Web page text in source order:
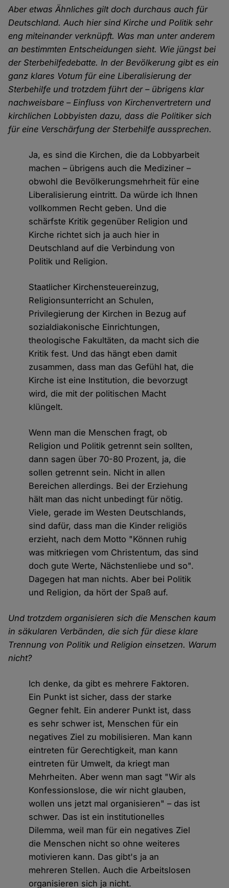
Aber etwas Ähnliches gilt doch durchaus auch für
Deutschland. Auch hier sind Kirche und Politik sehr
eng miteinander verknüpft. Was man unter anderem
an bestimmten Entscheidungen sieht. Wie jüngst bei
der Sterbehilfedebatte. In der Bevölkerung gibt es ein
ganz klares Votum für eine Liberalisierung der
Sterbehilfe und trotzdem führt der – übrigens klar
nachweisbare – Einfluss von Kirchenvertretern und
kirchlichen Lobbyisten dazu, dass die Politiker sich
für eine Verschärfung der Sterbehilfe aussprechen.
Ja, es sind die Kirchen, die da Lobbyarbeit
machen – übrigens auch die Mediziner –
obwohl die Bevölkerungsmehrheit für eine
Liberalisierung eintritt. Da würde ich Ihnen
vollkommen Recht geben. Und die
schärfste Kritik gegenüber Religion und
Kirche richtet sich ja auch hier in
Deutschland auf die Verbindung von
Politik und Religion.
Staatlicher Kirchensteuereinzug,
Religionsunterricht an Schulen,
Privilegierung der Kirchen in Bezug auf
sozialdiakonische Einrichtungen,
theologische Fakultäten, da macht sich die
Kritik fest. Und das hängt eben damit
zusammen, dass man das Gefühl hat, die
Kirche ist eine Institution, die bevorzugt
wird, die mit der politischen Macht
klüngelt.
Wenn man die Menschen fragt, ob
Religion und Politik getrennt sein sollten,
dann sagen über 70-80 Prozent, ja, die
sollen getrennt sein. Nicht in allen
Bereichen allerdings. Bei der Erziehung
hält man das nicht unbedingt für nötig.
Viele, gerade im Westen Deutschlands,
sind dafür, dass man die Kinder religiös
erzieht, nach dem Motto "Können ruhig
was mitkriegen vom Christentum, das sind
doch gute Werte, Nächstenliebe und so".
Dagegen hat man nichts. Aber bei Politik
und Religion, da hört der Spaß auf.
Und trotzdem organisieren sich die Menschen kaum
in säkularen Verbänden, die sich für diese klare
Trennung von Politik und Religion einsetzen. Warum
nicht?
Ich denke, da gibt es mehrere Faktoren.
Ein Punkt ist sicher, dass der starke
Gegner fehlt. Ein anderer Punkt ist, dass
es sehr schwer ist, Menschen für ein
negatives Ziel zu mobilisieren. Man kann
eintreten für Gerechtigkeit, man kann
eintreten für Umwelt, da kriegt man
Mehrheiten. Aber wenn man sagt "Wir als
Konfessionslose, die wir nicht glauben,
wollen uns jetzt mal organisieren" – das ist
schwer. Das ist ein institutionelles
Dilemma, weil man für ein negatives Ziel
die Menschen nicht so ohne weiteres
motivieren kann. Das gibt's ja an
mehreren Stellen. Auch die Arbeitslosen
organisieren sich ja nicht.